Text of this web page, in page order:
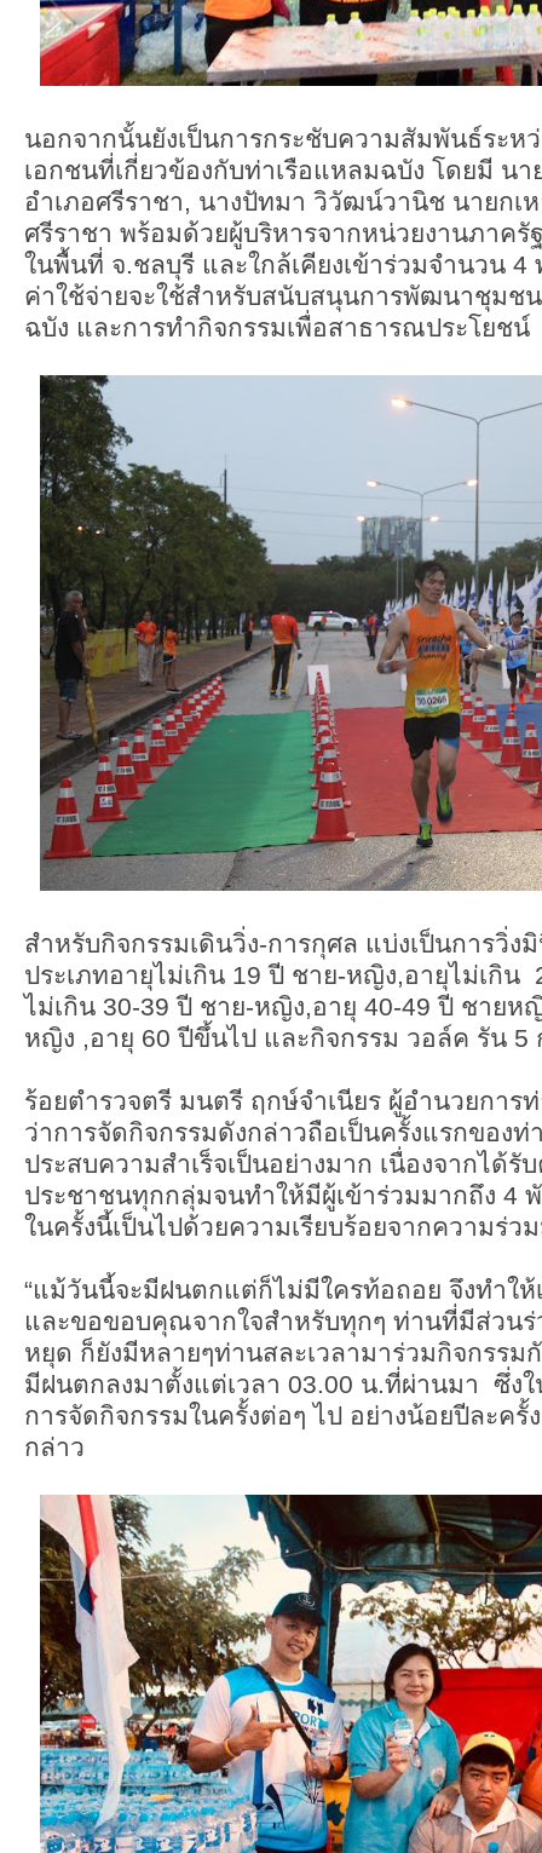
นอกจากนั้นยังเป็นการกระชับความสัมพันธ์ระห
เอกชนที่เกี่ยวข้องกับท่าเรือแหลมฉบัง โดยมี น
อำเภอศรีราชา, นางปัทมา วิวัฒน์วานิช นายกเ
ศรีราชา พร้อมด้วยผู้บริหารจากหน่วยงานภาครั
ในพื้นที่ จ.ชลบุรี และใกล้เคียงเข้าร่วมจำนวน
ค่าใช้จ่ายจะใช้สำหรับสนับสนุนการพัฒนาชุมช
ฉบัง และการทำกิจกรรมเพื่อสาธารณประโยชน์
สำหรับกิจกรรมเดินวิ่ง-การกุศล แบ่งเป็นการวิ่ง
ประเภทอายุไม่เกิน 19 ปี ชาย-หญิง,อายุไม่เกิน
ไม่เกิน 30-39 ปี ชาย-หญิง,อายุ 40-49 ปี ชายห
หญิง ,อายุ 60 ปีขึ้นไป และกิจกรรม วอล์ค รัน
ร้อยตำรวจตรี มนตรี ฤกษ์จำเนียร ผู้อำนวยการ
ว่าการจัดกิจกรรมดังกล่าวถือเป็นครั้งแรกของ
ประสบความสำเร็จเป็นอย่างมาก เนื่องจากได้รั
ประชาชนทุกกลุ่มจนทำให้มีผู้เข้าร่วมมากถึง 4
ในครั้งนี้เป็นไปด้วยความเรียบร้อยจากความร่
“แม้วันนี้จะมีฝนตกแต่ก็ไม่มีใครท้อถอย จึงทำใ
และขอขอบคุณจากใจสำหรับทุกๆ ท่านที่มีส่วนร่
หยุด ก็ยังมีหลายๆท่านสละเวลามาร่วมกิจกรรม
มีฝนตกลงมาตั้งแต่เวลา 03.00 น.ที่ผ่านมา ซึ่งใ
การจัดกิจกรรมในครั้งต่อๆ ไป อย่างน้อยปีละครั้
กล่าว